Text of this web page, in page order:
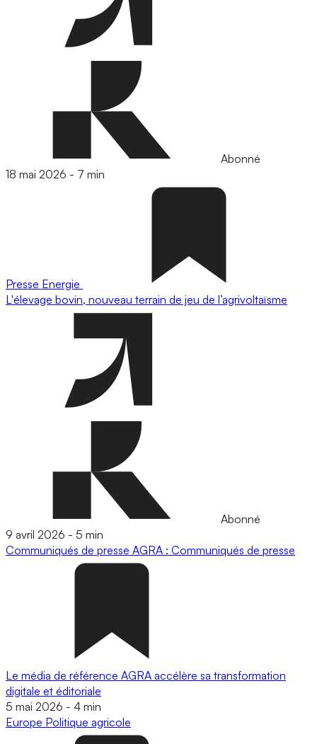
Abonné
18 mai 2026 - 7 min
Presse Energie
L'élevage bovin, nouveau terrain de jeu de l’agrivoltaïsme
Abonné
9 avril 2026 - 5 min
Communiqués de presse AGRA : Communiqués de presse
Le média de référence AGRA accélère sa transformation
digitale et éditoriale
5 mai 2026 - 4 min
Europe Politique agricole